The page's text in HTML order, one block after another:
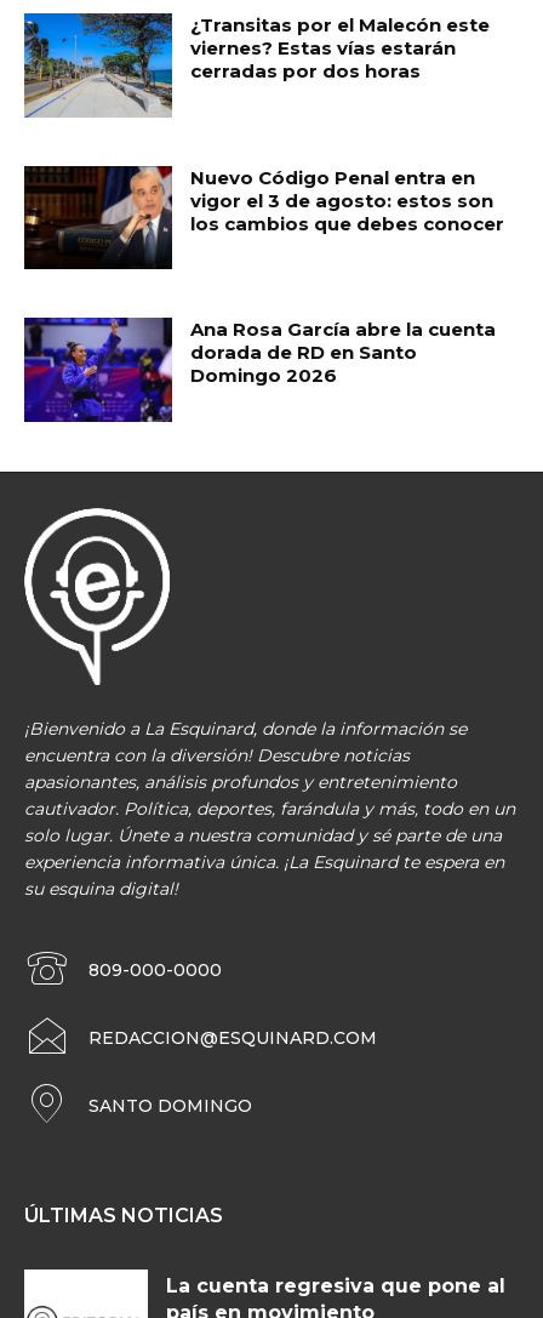
¿Transitas por el Malecón este
viernes? Estas vías estarán
cerradas por dos horas
Nuevo Código Penal entra en
vigor el 3 de agosto: estos son
los cambios que debes conocer
Ana Rosa García abre la cuenta
dorada de RD en Santo
Domingo 2026
¡Bienvenido a La Esquinard, donde la información se
encuentra con la diversión! Descubre noticias
apasionantes, análisis profundos y entretenimiento
cautivador. Política, deportes, farándula y más, todo en un
solo lugar. Únete a nuestra comunidad y sé parte de una
experiencia informativa única. ¡La Esquinard te espera en
su esquina digital!
809-000-0000
REDACCION@ESQUINARD.COM
SANTO DOMINGO
ÚLTIMAS NOTICIAS
La cuenta regresiva que pone al
país en movimiento